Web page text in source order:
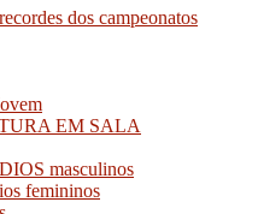
dos campeonatos
EM SALA
masculinos
femininos